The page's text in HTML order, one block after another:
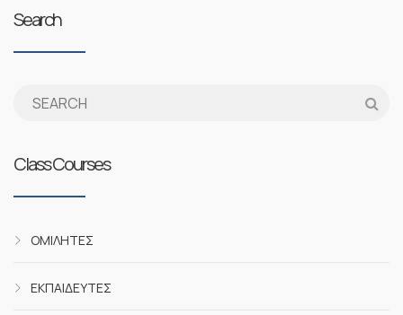
Search
Class Courses
ΟΜΙΛΗΤΈΣ
ΕΚΠΑΙΔΕΥΤΈΣ